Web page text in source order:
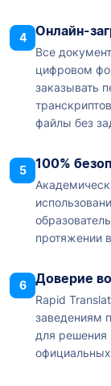
4 Онлайн-
Все
цифровом
заказывать
файлы без
5 100%
протяжении
6 Доверие
Rapid
заведениям
для решения